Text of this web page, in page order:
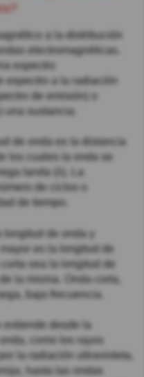
a la distribución
electromagnéticas.
espectro
espectro a la radiación
de emisión) o
una sustancia.
de onda es la distancia
los cuales la onda se
landa (λ). La
de ciclos o
de tiempo.
longitud de onda y
es la longitud de
sea la longitud de
la misma. Onda corta,
baja frecuencia.
extiende desde la
como los rayos
la radiación ultravioleta,
hasta las ondas